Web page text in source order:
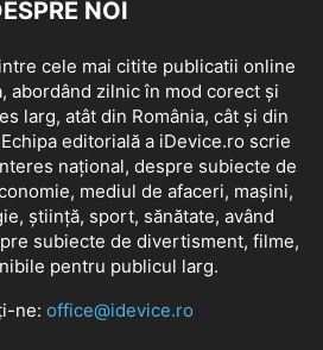
NOI
cele mai citite publicatii online
abordând zilnic în mod corect și
larg, atât din România, cât și din
editorială a iDevice.ro scrie
național, despre subiecte de
mediul de afaceri, mașini,
știință, sport, sănătate, având
subiecte de divertisment, filme,
pentru publicul larg.
ne: office@idevice.ro